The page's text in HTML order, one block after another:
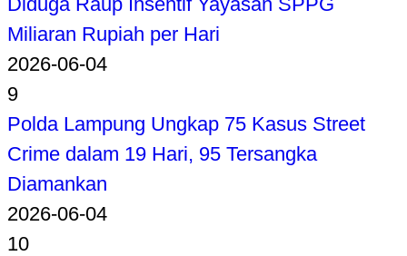
Miliaran Rupiah per Hari
2026-06-04
9
Polda Lampung Ungkap 75 Kasus Street
Crime dalam 19 Hari, 95 Tersangka
Diamankan
2026-06-04
10